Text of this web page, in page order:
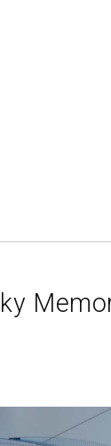
Spiral Hall
演劇やダンス、
商品開発